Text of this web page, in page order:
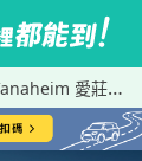
愛莊園